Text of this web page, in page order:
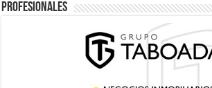
Profesionales